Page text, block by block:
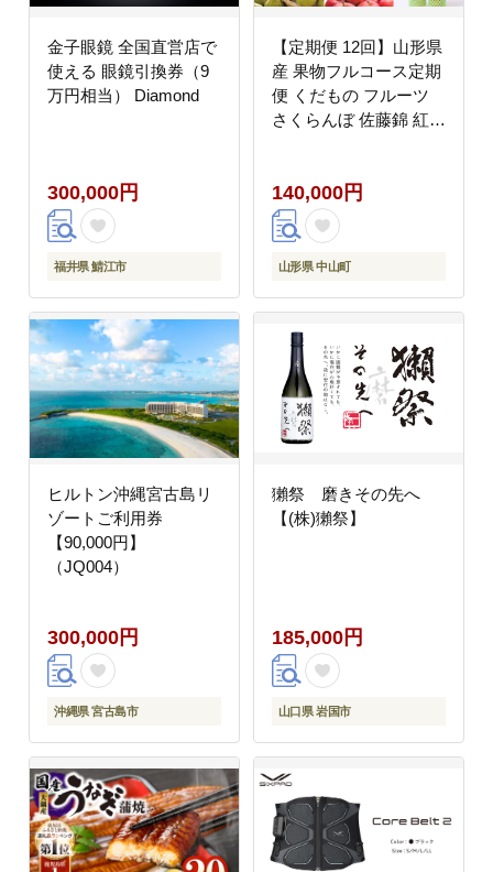
金子眼鏡 全国直営店で
使える 眼鏡引換券（9
万円相当） Diamond
300,000円
福井県 鯖江市
【定期便 12回】山形県
産 果物フルコース定期
便 くだもの フルーツ
さくらんぼ 佐藤錦 紅秀
シャインマスカット デ
ラウェア スチューベン
ラ・フランス ラフラン
ス りんご 山形県 中山
140,000円
山形県 中山町
ヒルトン沖縄宮古島リ
ゾートご利用券
【90,000円】
（JQ004）
300,000円
沖縄県 宮古島市
獺祭 磨きその先へ
【(株)獺祭】
185,000円
山口県 岩国市